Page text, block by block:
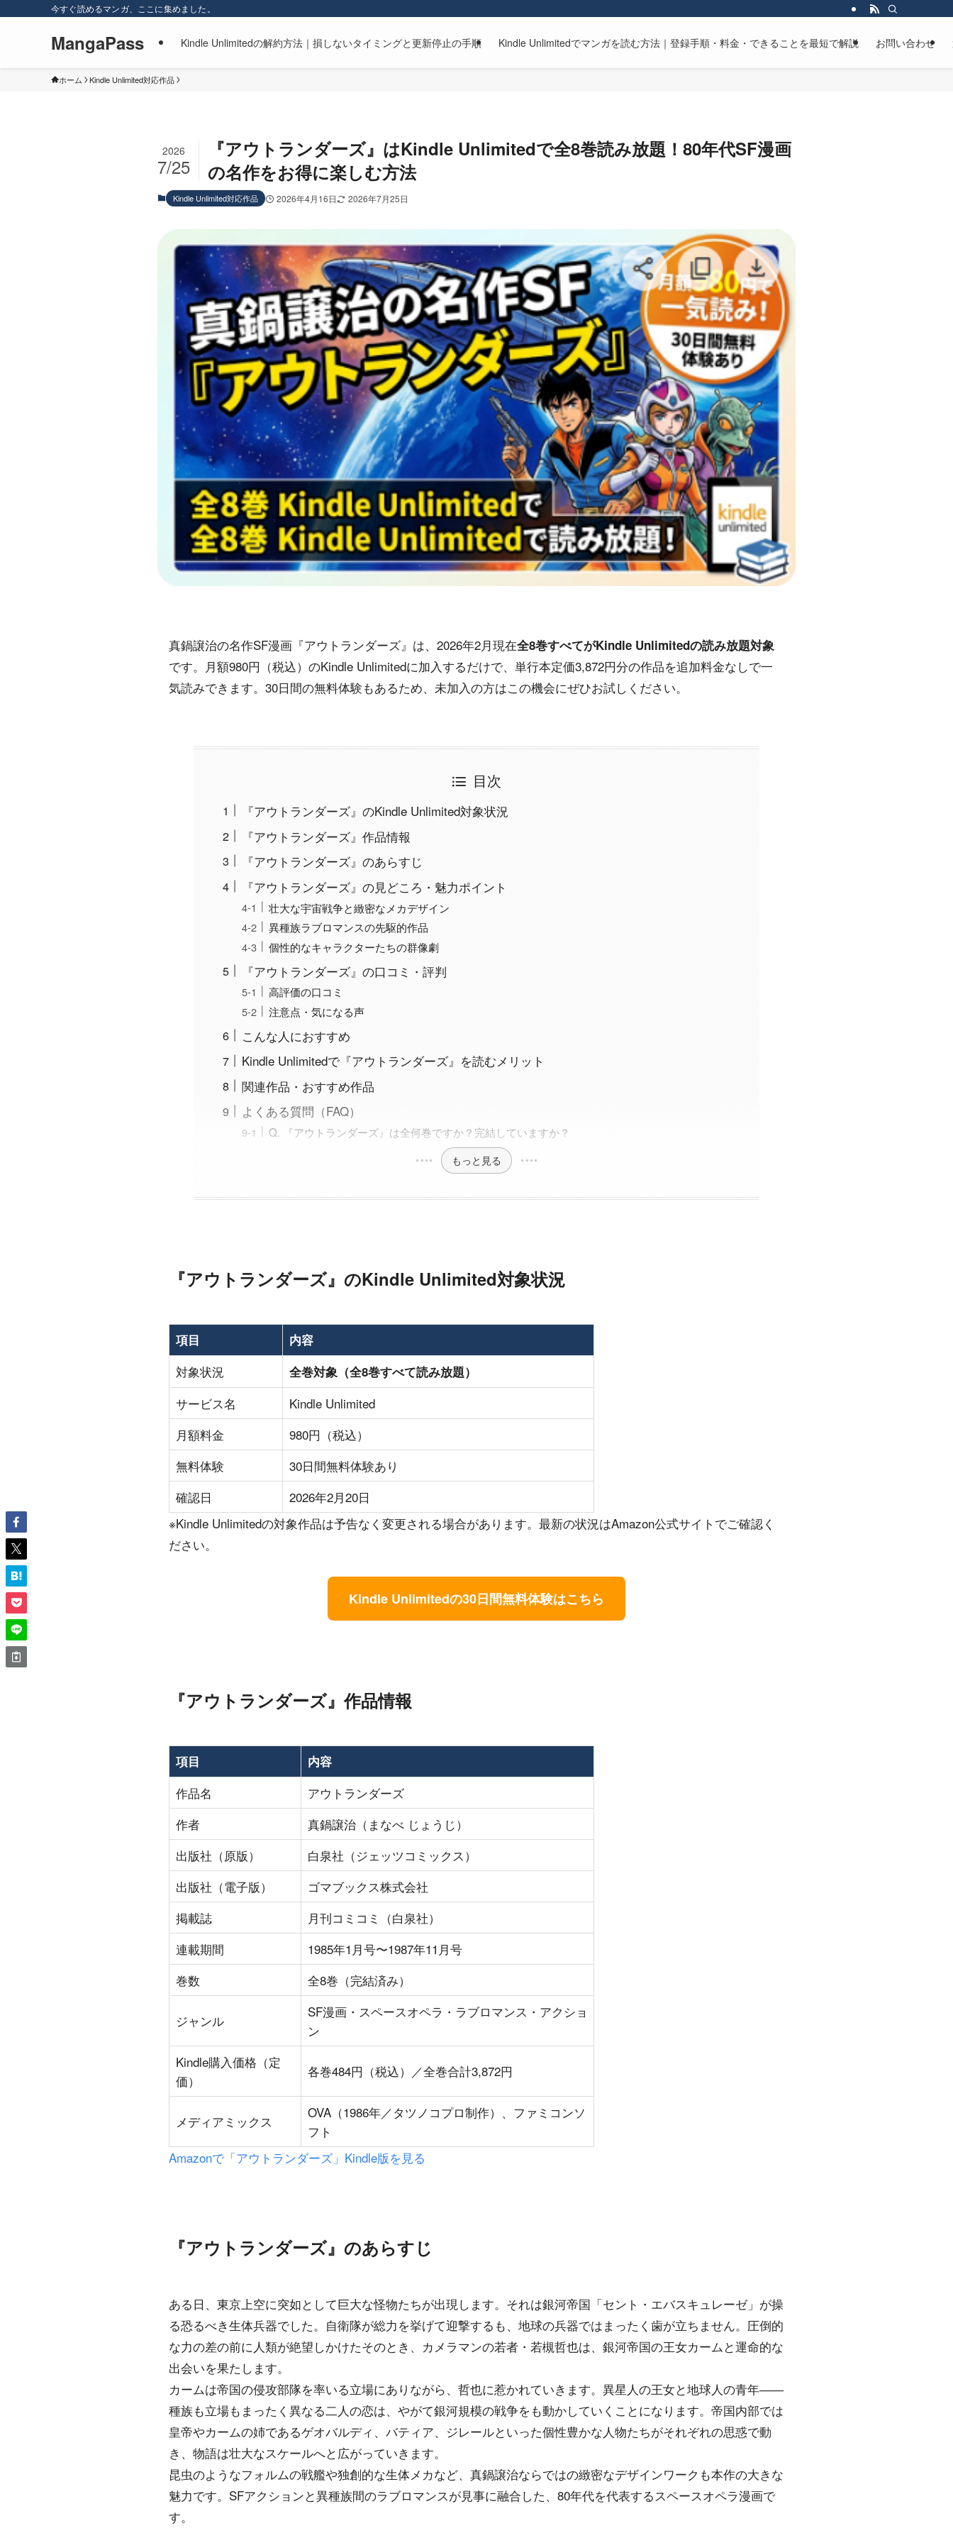
今すぐ読めるマンガ、ここに集めました。
MangaPass Kindle Unlimitedの解約方法｜損しないタイミングと更新停止の手順 Kindle Unlimitedでマンガを読む方法｜登録手順・料金・できることを最短で解説 お問い合わせ
ホーム Kindle Unlimited対応作品
『アウトランダーズ』はKindle Unlimitedで全8巻読み放題！80年代SF漫画
の名作をお得に楽しむ方法
2026
7/25
Kindle Unlimited対応作品 2026年4月16日 2026年7月25日
真鍋譲治の名作SF漫画『アウトランダーズ』は、2026年2月現在全8巻すべてがKindle Unlimitedの読み放題対象
です。月額980円（税込）のKindle Unlimitedに加入するだけで、単行本定価3,872円分の作品を追加料金なしで一
気読みできます。30日間の無料体験もあるため、未加入の方はこの機会にぜひお試しください。
目次
『アウトランダーズ』のKindle Unlimited対象状況
『アウトランダーズ』作品情報
『アウトランダーズ』のあらすじ
『アウトランダーズ』の見どころ・魅力ポイント
壮大な宇宙戦争と緻密なメカデザイン
異種族ラブロマンスの先駆的作品
個性的なキャラクターたちの群像劇
『アウトランダーズ』の口コミ・評判
高評価の口コミ
注意点・気になる声
こんな人におすすめ
Kindle Unlimitedで『アウトランダーズ』を読むメリット
関連作品・おすすめ作品
よくある質問（FAQ）
Q. 『アウトランダーズ』は全何巻ですか？完結していますか？
もっと見る
『アウトランダーズ』のKindle Unlimited対象状況
項目 内容
対象状況 全巻対象（全8巻すべて読み放題）
サービス名
Kindle Unlimited
月額料金
980円（税込）
無料体験
30日間無料体験あり
確認日
2026年2月20日
※Kindle Unlimitedの対象作品は予告なく変更される場合があります。最新の状況はAmazon公式サイトでご確認く
ださい。
Kindle Unlimitedの30日間無料体験はこちら
『アウトランダーズ』作品情報
項目 内容
作品名
アウトランダーズ
作者
真鍋譲治（まなべ じょうじ）
出版社（原版）
白泉社（ジェッツコミックス）
出版社（電子版）
ゴマブックス株式会社
掲載誌
月刊コミコミ（白泉社）
連載期間
1985年1月号〜1987年11月号
巻数
全8巻（完結済み）
ジャンル
SF漫画・スペースオペラ・ラブロマンス・アクショ
ン
Kindle購入価格（定
価）
各巻484円（税込）／全巻合計3,872円
メディアミックス
OVA（1986年／タツノコプロ制作）、ファミコンソ
フト
Amazonで「アウトランダーズ」Kindle版を見る
『アウトランダーズ』のあらすじ
ある日、東京上空に突如として巨大な怪物たちが出現します。それは銀河帝国「セント・エバスキュレーゼ」が操
る恐るべき生体兵器でした。自衛隊が総力を挙げて迎撃するも、地球の兵器ではまったく歯が立ちません。圧倒的
な力の差の前に人類が絶望しかけたそのとき、カメラマンの若者・若槻哲也は、銀河帝国の王女カームと運命的な
出会いを果たします。
カームは帝国の侵攻部隊を率いる立場にありながら、哲也に惹かれていきます。異星人の王女と地球人の青年――
種族も立場もまったく異なる二人の恋は、やがて銀河規模の戦争をも動かしていくことになります。帝国内部では
皇帝やカームの姉であるゲオバルディ、バティア、ジレールといった個性豊かな人物たちがそれぞれの思惑で動
き、物語は壮大なスケールへと広がっていきます。
昆虫のようなフォルムの戦艦や独創的な生体メカなど、真鍋譲治ならではの緻密なデザインワークも本作の大きな
魅力です。SFアクションと異種族間のラブロマンスが見事に融合した、80年代を代表するスペースオペラ漫画で
す。